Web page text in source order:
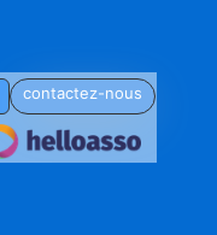
contactez-nous